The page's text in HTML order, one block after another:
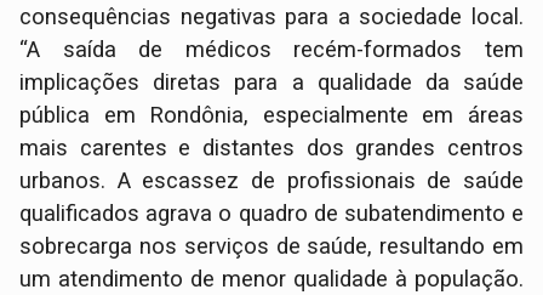
consequências negativas para a sociedade local.
“A saída de médicos recém-formados tem
implicações diretas para a qualidade da saúde
pública em Rondônia, especialmente em áreas
mais carentes e distantes dos grandes centros
urbanos. A escassez de profissionais de saúde
qualificados agrava o quadro de subatendimento e
sobrecarga nos serviços de saúde, resultando em
um atendimento de menor qualidade à população.